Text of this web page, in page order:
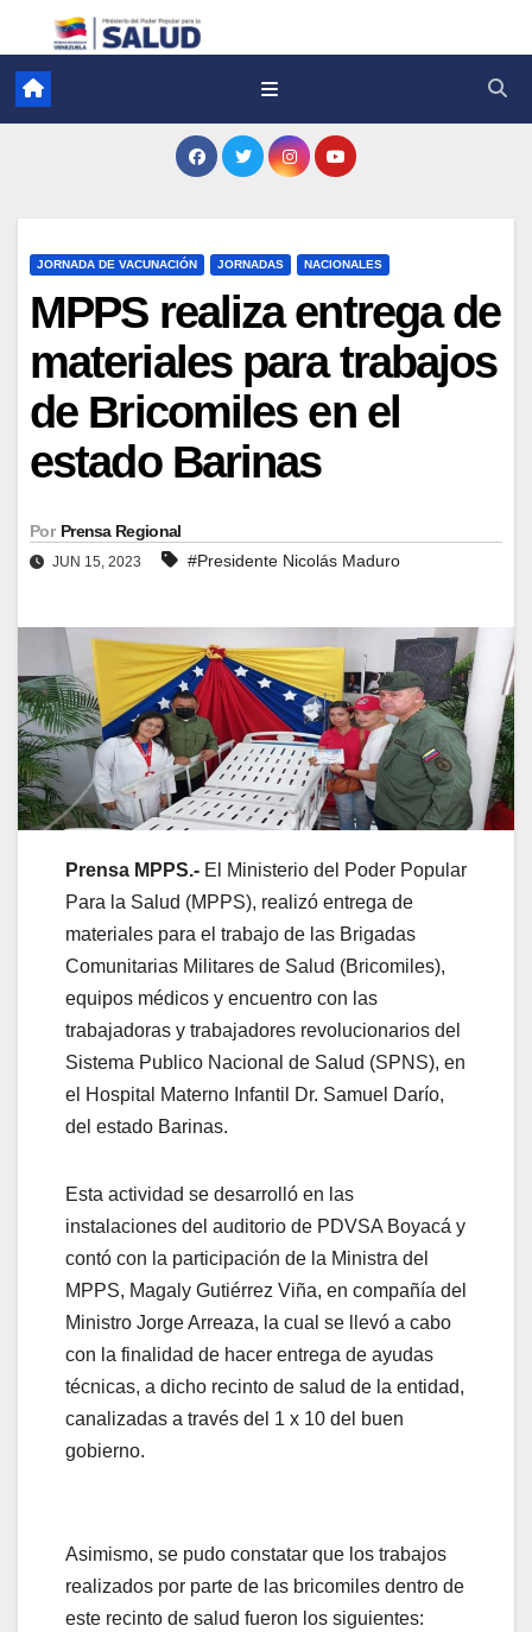
JORNADA DE VACUNACIÓN JORNADAS NACIONALES
MPPS realiza entrega de
materiales para trabajos
de Bricomiles en el
estado Barinas
Por Prensa Regional
JUN 15, 2023 #Presidente Nicolás Maduro
Prensa MPPS.- El Ministerio del Poder Popular
Para la Salud (MPPS), realizó entrega de
materiales para el trabajo de las Brigadas
Comunitarias Militares de Salud (Bricomiles),
equipos médicos y encuentro con las
trabajadoras y trabajadores revolucionarios del
Sistema Publico Nacional de Salud (SPNS), en
el Hospital Materno Infantil Dr. Samuel Darío,
del estado Barinas.
Esta actividad se desarrolló en las
instalaciones del auditorio de PDVSA Boyacá y
contó con la participación de la Ministra del
MPPS, Magaly Gutiérrez Viña, en compañía del
Ministro Jorge Arreaza, la cual se llevó a cabo
con la finalidad de hacer entrega de ayudas
técnicas, a dicho recinto de salud de la entidad,
canalizadas a través del 1 x 10 del buen
gobierno.
Asimismo, se pudo constatar que los trabajos
realizados por parte de las bricomiles dentro de
este recinto de salud fueron los siguientes: